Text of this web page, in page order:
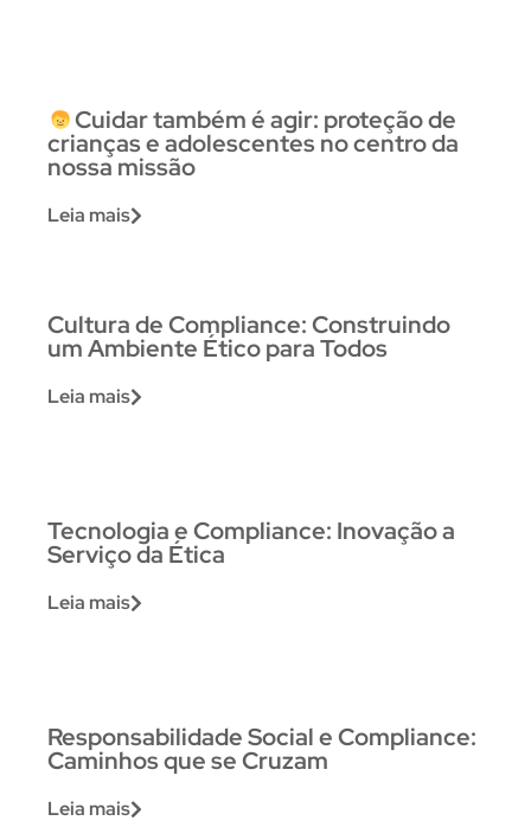
Cuidar também é agir: proteção de
crianças e adolescentes no centro da
nossa missão
Leia mais
Cultura de Compliance: Construindo
um Ambiente Ético para Todos
Leia mais
Tecnologia e Compliance: Inovação a
Serviço da Ética
Leia mais
Responsabilidade Social e Compliance:
Caminhos que se Cruzam
Leia mais